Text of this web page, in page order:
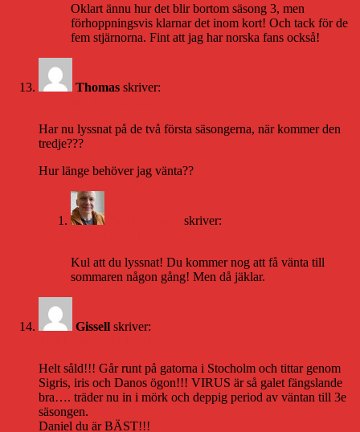
Oklart ännu hur det blir bortom säsong 3, men
förhoppningsvis klarnar det inom kort! Och tack för de
fem stjärnorna. Fint att jag har norska fans också!
Thomas skriver:
Har nu lyssnat på de två första säsongerna, när kommer den
tredje???
Hur länge behöver jag vänta??
skriver:
Kul att du lyssnat! Du kommer nog att få vänta till
sommaren någon gång! Men då jäklar.
Gissell skriver:
Helt såld!!! Går runt på gatorna i Stocholm och tittar genom
Sigris, iris och Danos ögon!!! VIRUS är så galet fängslande
bra…. träder nu in i mörk och deppig period av väntan till 3e
säsongen.
Daniel du är BÄST!!!